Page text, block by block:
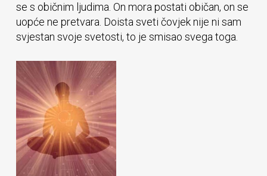
se s običnim ljudima. On mora postati običan, on se
uopće ne pretvara. Doista sveti čovjek nije ni sam
svjestan svoje svetosti, to je smisao svega toga.